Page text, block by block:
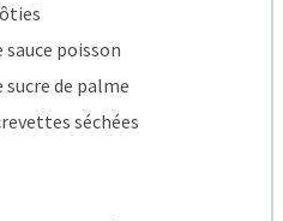
sauce poisson
sucre de palme
séchées